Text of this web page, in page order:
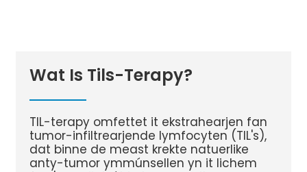
Wat Is Tils-Terapy?
TIL-terapy omfettet it ekstrahearjen fan
tumor-infiltrearjende lymfocyten (TIL's),
dat binne de meast krekte natuerlike
anty-tumor ymmúnsellen yn it lichem